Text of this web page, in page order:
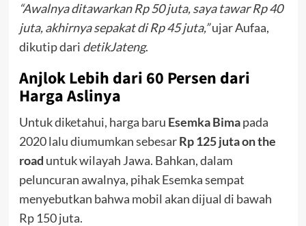
“Awalnya ditawarkan Rp 50 juta, saya tawar Rp 40
juta, akhirnya sepakat di Rp 45 juta,”ujar Aufaa,
dikutip dari detikJateng.
Anjlok Lebih dari 60 Persen dari
Harga Aslinya
Untuk diketahui, harga baru Esemka Bimapada
2020 lalu diumumkan sebesarRp 125 juta on the
road untuk wilayah Jawa. Bahkan, dalam
peluncuran awalnya, pihak Esemka sempat
menyebutkan bahwa mobil akan dijual di bawah
Rp 150 juta.